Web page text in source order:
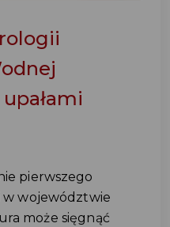
pierwszego
w województwie
może sięgnąć